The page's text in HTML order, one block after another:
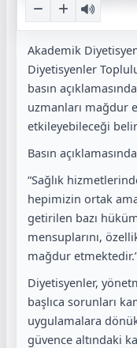
Akademik
Diyetisyenler
basın
uzmanları mağdur
etkileyebileceği
Basın
“Sağlık
hepimizin ortak
getirilen bazı
mensuplarını,
mağdur
Diyetisyenler,
başlıca sorunları
uygulamalara
güvence altındaki